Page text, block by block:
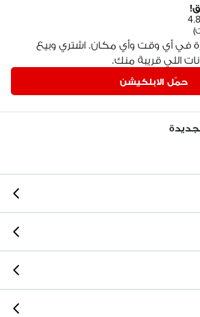
4.8
أي وقت وأي مكان. اشتري وبيع
اللي قريبة منك.
حمّل الابلكيشن